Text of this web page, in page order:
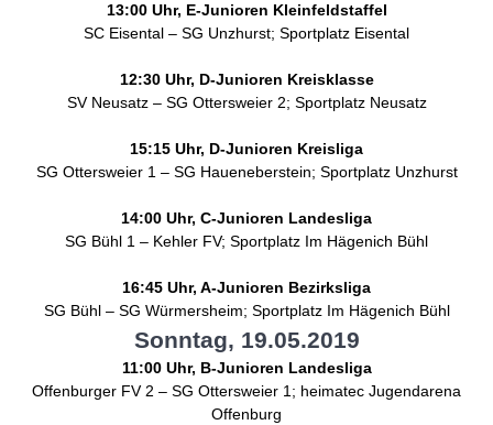
13:00 Uhr, E-Junioren Kleinfeldstaffel
SC Eisental – SG Unzhurst; Sportplatz Eisental
12:30 Uhr, D-Junioren Kreisklasse
SV Neusatz – SG Ottersweier 2; Sportplatz Neusatz
15:15 Uhr, D-Junioren Kreisliga
SG Ottersweier 1 – SG Haueneberstein; Sportplatz Unzhurst
14:00 Uhr, C-Junioren Landesliga
SG Bühl 1 – Kehler FV; Sportplatz Im Hägenich Bühl
16:45 Uhr, A-Junioren Bezirksliga
SG Bühl – SG Würmersheim; Sportplatz Im Hägenich Bühl
Sonntag, 19.05.2019
11:00 Uhr, B-Junioren Landesliga
Offenburger FV 2 – SG Ottersweier 1; heimatec Jugendarena
Offenburg